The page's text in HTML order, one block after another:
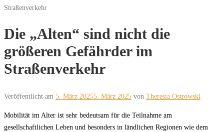
Straßenverkehr
Die „Alten“ sind nicht die
größeren Gefährder im
Straßenverkehr
Veröffentlicht am 5. März 20255. März 2025 von Theresia Ostrowski
Mobilität im Alter ist sehr bedeutsam für die Teilnahme am
gesellschaftlichen Leben und besonders in ländlichen Regionen wie dem